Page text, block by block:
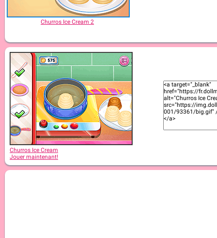
Churros Ice Cream 2
Churros Ice Cream
Jouer maintenant!